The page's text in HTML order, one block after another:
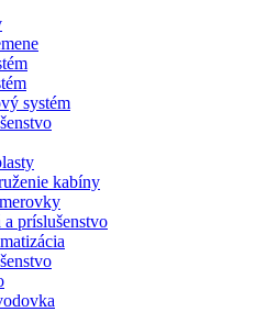
systém
kabíny
príslušenstvo